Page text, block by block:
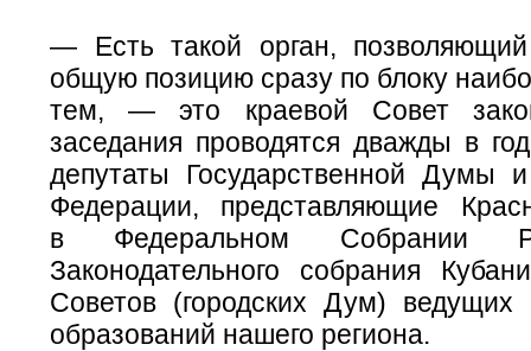
— Есть такой орган,
общую позицию сразу по блоку
тем, — это краевой Совет
заседания проводятся дважды в
депутаты Государственной Думы
Федерации, представляющие
в Федеральном Собрании
Законодательного собрания
Советов (городских Дум) ведущих
образований нашего региона.